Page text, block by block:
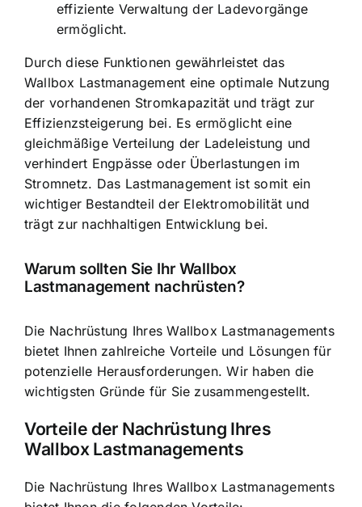
effiziente Verwaltung der Ladevorgänge
ermöglicht.
Durch diese Funktionen gewährleistet das
Wallbox Lastmanagement eine optimale Nutzung
der vorhandenen Stromkapazität und trägt zur
Effizienzsteigerung bei. Es ermöglicht eine
gleichmäßige Verteilung der Ladeleistung und
verhindert Engpässe oder Überlastungen im
Stromnetz. Das Lastmanagement ist somit ein
wichtiger Bestandteil der Elektromobilität und
trägt zur nachhaltigen Entwicklung bei.
Warum sollten Sie Ihr Wallbox
Lastmanagement nachrüsten?
Die Nachrüstung Ihres Wallbox Lastmanagements
bietet Ihnen zahlreiche Vorteile und Lösungen für
potenzielle Herausforderungen. Wir haben die
wichtigsten Gründe für Sie zusammengestellt.
Vorteile der Nachrüstung Ihres
Wallbox Lastmanagements
Die Nachrüstung Ihres Wallbox Lastmanagements